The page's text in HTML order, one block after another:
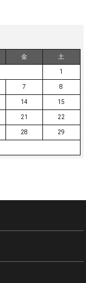
金 土
1
7 8
14 15
21 22
28 29